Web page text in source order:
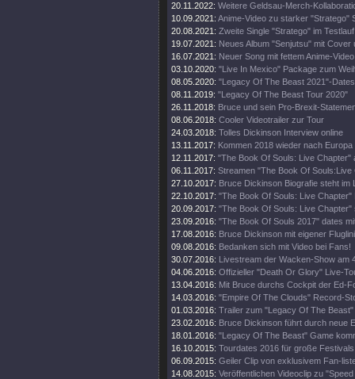
20.11.2022: Weitere Geldsau-Merch-
10.09.2021: Anime-Video zu starker "Stratego"
20.08.2021: Zweite Single "Stratego" im Testlauf
19.07.2021: Neues Album "Senjutsu" mit Cover
16.07.2021: Neuer Song mit fettem Anime-Video
03.10.2020: "Live In Mexico" Package zum
08.05.2020: "Legacy Of The Beast 2021"-Dates
08.11.2019: "Legacy Of The Beast Tour 2020"
26.11.2018: Bruce und sein Pro-Brexit-
08.06.2018: Cooler Videotrailer zur Tour
24.03.2018: Tolles Dickinson Interview online
13.11.2017: Kommen 2018 wieder nach Europa
12.11.2017: "The Book Of Souls: Live Chapter"
06.11.2017: Streamen "The Book Of Souls:Live
27.10.2017: Bruce Dickinson Biografie steht im
22.10.2017: "The Book Of Souls: Live Chapter"
20.09.2017: "The Book Of Souls: Live Chapter"
23.09.2016: "The Book Of Souls 2017" dates
17.08.2016: Bruce Dickinson mit eigener
09.08.2016: Bedanken sich mit Video bei Fans!
30.07.2016: Livestream der Wacken-Show am
04.06.2016: Offizieller "Death Or Glory" Live-
13.04.2016: Mit Bruce durchs Cockpit der Ed-
14.03.2016: "Empire Of The Clouds" Record-
01.03.2016: Trailer zum "Legacy Of The Beast"
23.02.2016: Bruce Dickinson führt durch neue
18.01.2016: "Legacy Of The Beast" Game
16.10.2015: Tourdates 2016 für große
06.09.2015: Geiler Clip von exklusivem Fan-
14.08.2015: Veröffentlichen Videoclip zu